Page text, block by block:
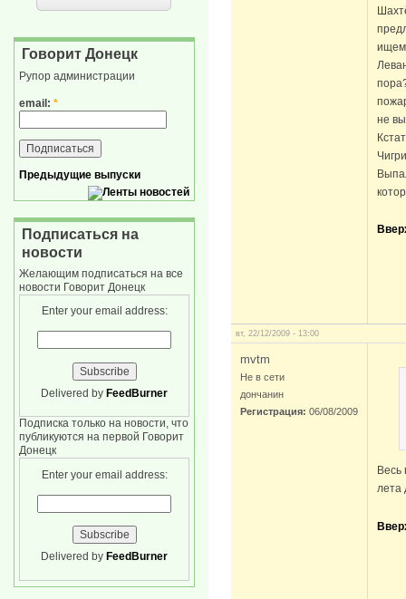
не
вт, 22/12/2009 - 13:00
mvtm
Не в сети
дончанин
Регистрация: 06/08/2009
Весь
лета
Говорит Донецк
Рупор администрации
email: *
Предыдущие выпуски
Подписаться на
новости
Желающим подписаться на все
новости Говорит Донецк
Enter your email address:
Delivered by FeedBurner
Подписка только на новости, что
публикуются на первой Говорит
Донецк
Enter your email address:
Delivered by FeedBurner